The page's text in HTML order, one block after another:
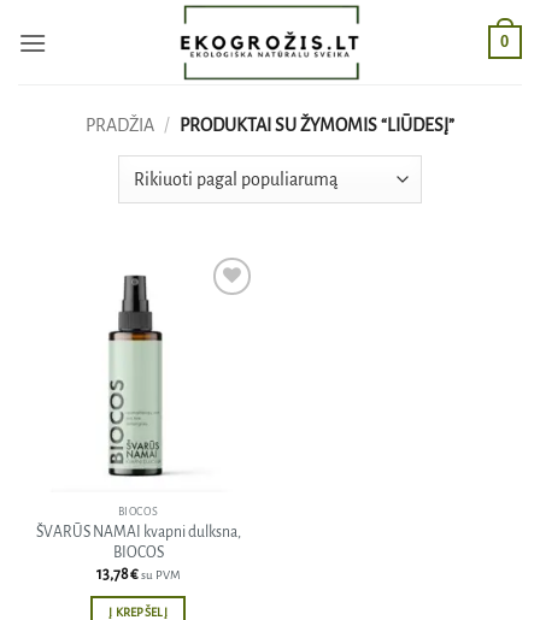
0
PRADŽIA / PRODUKTAI SU ŽYMOMIS “LIŪDESĮ”
BIOCOS
ŠVARŪS NAMAI kvapni dulksna,
BIOCOS
13,78€ su PVM
Į KREPŠELĮ